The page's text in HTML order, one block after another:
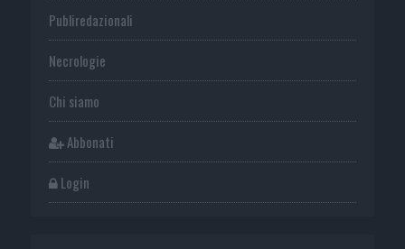
Publiredazionali
Necrologie
Chi siamo
Abbonati
Login